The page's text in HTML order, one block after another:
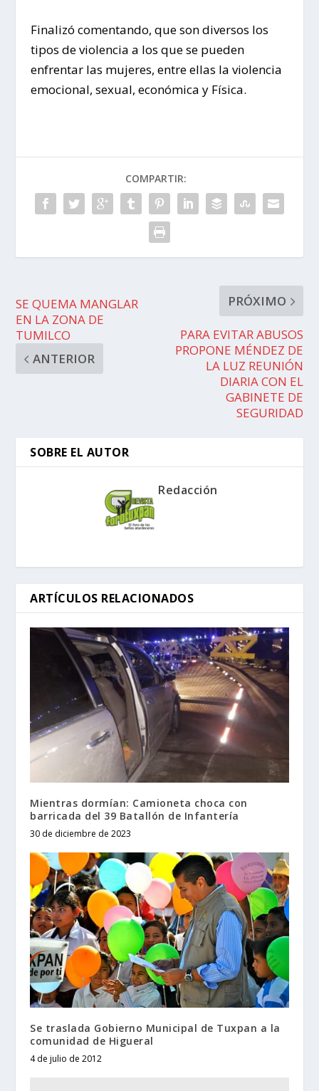
Finalizó comentando, que son diversos los
tipos de violencia a los que se pueden
enfrentar las mujeres, entre ellas la violencia
emocional, sexual, económica y Física.
COMPARTIR:
SE QUEMA MANGLAR
EN LA ZONA DE
TUMILCO
ANTERIOR
PRÓXIMO
PARA EVITAR ABUSOS
PROPONE MÉNDEZ DE
LA LUZ REUNIÓN
DIARIA CON EL
GABINETE DE
SEGURIDAD
SOBRE EL AUTOR
Redacción
ARTÍCULOS RELACIONADOS
Mientras dormían: Camioneta choca con
barricada del 39 Batallón de Infantería
30 de diciembre de 2023
Se traslada Gobierno Municipal de Tuxpan a la
comunidad de Higueral
4 de julio de 2012